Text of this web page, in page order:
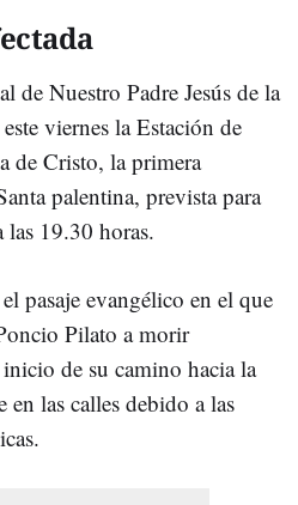
de Nuestro Padre Jesús de la
viernes la Estación de
de Cristo, la primera
palentina, prevista para
las 19.30 horas.
pasaje evangélico en el que
Pilato a morir
de su camino hacia la
en las calles debido a las